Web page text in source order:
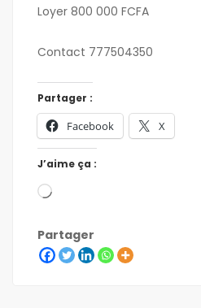
Loyer 800 000 FCFA
Contact 777504350
Partager :
Facebook X
J’aime ça :
Partager